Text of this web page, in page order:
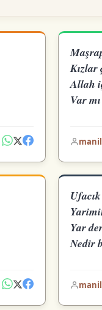
Kızlar
Allah
Var
Yar
Nedir